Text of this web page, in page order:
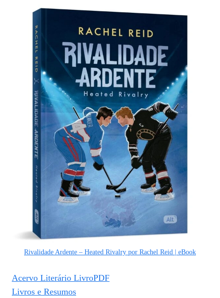
Rivalidade Ardente – Heated Rivalry por Rachel Reid | eBook
Acervo Literário LivroPDF
Livros e Resumos